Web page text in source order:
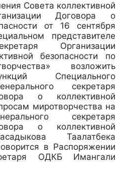
Совета коллективной
Договора о
от 16 сентября
представителе
Организации
безопасности по
возложить
Специального
секретаря
о коллективной
миротворчества на
секретаря
о коллективной
Таалатбека
в Распоряжении
ОДКБ Имангали